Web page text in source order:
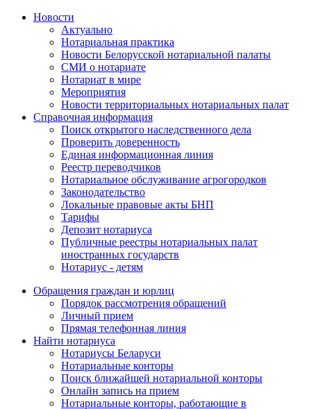
Новости
Актуально
Нотариальная практика
Новости Белорусской нотариальной палаты
СМИ о нотариате
Нотариат в мире
Мероприятия
Новости территориальных нотариальных палат
Справочная информация
Поиск открытого наследственного дела
Проверить доверенность
Единая информационная линия
Реестр переводчиков
Нотариальное обслуживание агрогородков
Законодательство
Локальные правовые акты БНП
Тарифы
Депозит нотариуса
Публичные реестры нотариальных палат
иностранных государств
Нотариус - детям
Обращения граждан и юрлиц
Порядок рассмотрения обращений
Личный прием
Прямая телефонная линия
Найти нотариуса
Нотариусы Беларуси
Нотариальные конторы
Поиск ближайшей нотариальной конторы
Онлайн запись на прием
Нотариальные конторы, работающие в